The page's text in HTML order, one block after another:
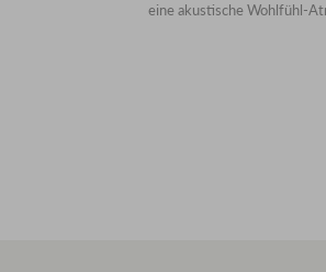
eine akustische Wohlfühl-